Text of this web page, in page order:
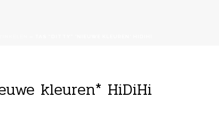
kleuren* HiDiHi